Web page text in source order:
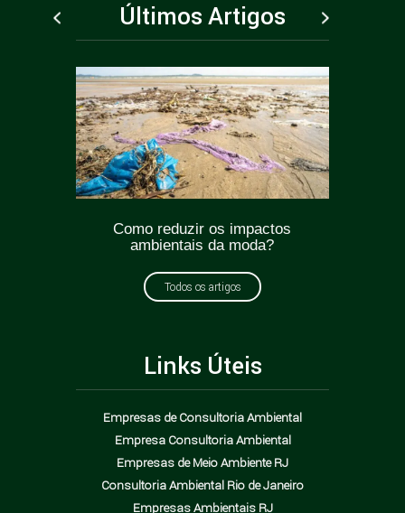
Últimos Artigos
Como reduzir os impactos
ambientais da moda?
Todos os artigos
Links Úteis
Empresas de Consultoria Ambiental
Empresa Consultoria Ambiental
Empresas de Meio Ambiente RJ
Consultoria Ambiental Rio de Janeiro
Empresas Ambientais RJ